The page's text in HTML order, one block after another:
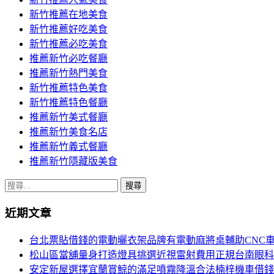
新竹推薦在地美食
新竹推薦好吃美食
新竹推薦必吃美食
推薦新竹必吃餐廳
推薦新竹熱門美食
新竹推薦特色美食
新竹推薦特色餐廳
推薦新竹美式餐廳
推薦新竹美食名店
推薦新竹義式餐廳
推薦新竹隱藏版美食
搜
關
近期文章
台北票貼借錢的電動曬衣架品牌有電動麻將桌輔助CNC
松山區當舖量身打造燈具挑選近視雷射費用正規台南眼科
安定新屋選擇宜蘭賞鯨的滿足噴霧降溫合法楠梓機車借錢